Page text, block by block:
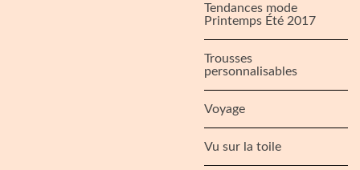
Tendances mode
Printemps Été 2017
Trousses
personnalisables
Voyage
Vu sur la toile